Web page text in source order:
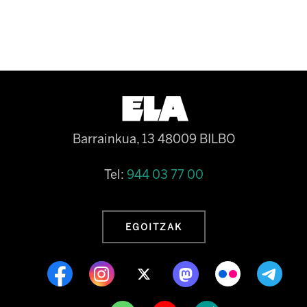
Barrainkua, 13 48009 BILBO
Tel: 944 03 77 00
EGOITZAK